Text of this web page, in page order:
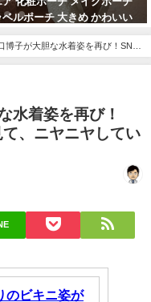
ベルポーチ 大きめ かわいい
ゃれ コンパクト 縦型 収納 整
立 大人っぽい 韓国 メイク
博子が大胆な水着姿を再び！SNS
水着姿を再び！
、ニヤニヤしてい
のビキニ姿が